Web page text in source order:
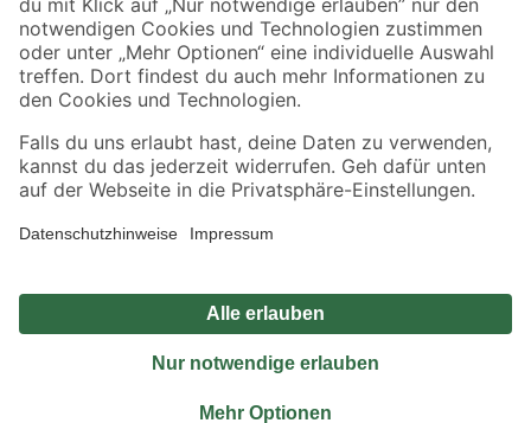
Jetzt die toom-App herunterladen
Alle Preisangaben in EUR inkl. gesetzl. MwSt.. Die dargestellten Angebote sind unter
Umständen nicht in allen Märkten verfügbar. Die angegebenen Verfügbarkeiten beziehen
Produkte nur solange der Vorrat reicht.
*Paketversand ab 59 € versandkostenfrei, gilt nicht für Artikel mit Speditionsversand, hier
Privatsphäre Impressum
Nutzungsbedingungen
Widerrufsrecht
Vertrag widerrufen
© 2026 toom Baumarkt GmbH